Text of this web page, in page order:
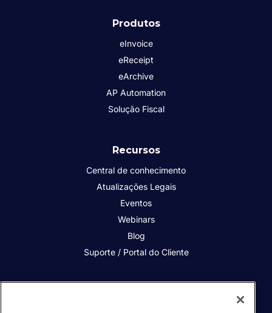
Produtos
eInvoice
eReceipt
eArchive
AP Automation
Solução Fiscal
Recursos
Central de conhecimento
Atualizações Legais
Eventos
Webinars
Blog
Suporte / Portal do Cliente